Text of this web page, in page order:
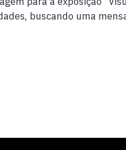
buscando uma